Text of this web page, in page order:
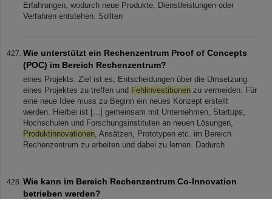
Erfahrungen, wodurch neue Produkte, Dienstleistungen oder
Verfahren entstehen. Sollten
Wie unterstützt ein Rechenzentrum Proof of Concepts
(POC) im Bereich Rechenzentrum?
eines Projekts. Ziel ist es, Entscheidungen über die Umsetzung
eines Projektes zu treffen und Fehlinvestitionen zu vermeiden. Für
eine neue Idee muss zu Beginn ein neues Konzept erstellt
werden. Hierbei ist [...] gemeinsam mit Unternehmen, Startups,
Hochschulen und Forschungsinstituten an neuen Lösungen,
Produktinnovationen, Ansätzen, Prototypen etc. im Bereich
Rechenzentrum zu arbeiten und dabei zu lernen. Dadurch
Wie kann im Bereich Rechenzentrum Co-Innovation
betrieben werden?